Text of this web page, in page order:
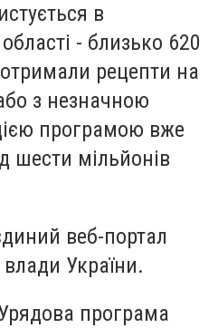
в
- близько 620
рецепти на
з незначною
програмою вже
шести мільйонів
веб-портал
України.
програма